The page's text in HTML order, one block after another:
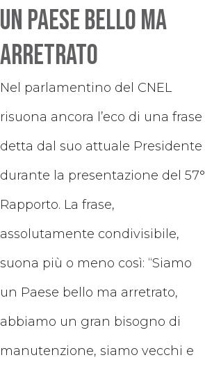
Un Paese bello ma
arretrato
Nel parlamentino del CNEL
risuona ancora l’eco di una frase
detta dal suo attuale Presidente
durante la presentazione del 57°
Rapporto. La frase,
assolutamente condivisibile,
suona più o meno così: “Siamo
un Paese bello ma arretrato,
abbiamo un gran bisogno di
manutenzione, siamo vecchi e